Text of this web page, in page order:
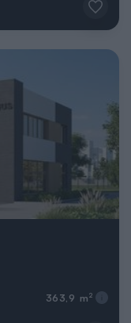
363,9 m 2